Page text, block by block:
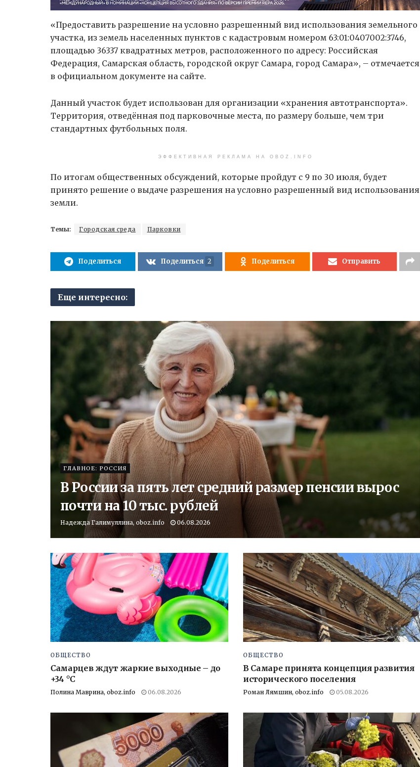
«Предоставить разрешение на условно разрешенный вид использования земельного
участка, из земель населенных пунктов с кадастровым номером 63:01:0407002:3746,
площадью 36337 квадратных метров, расположенного по адресу: Российская
Федерация, Самарская область, городской округ Самара, город Самара», – отмечается
в официальном документе на сайте.
Данный участок будет использован для организации «хранения автотранспорта».
Территория, отведённая под парковочные места, по размеру больше, чем три
стандартных футбольных поля.
ЭФФЕКТИВНАЯ РЕКЛАМА НА OBOZ.INFO
По итогам общественных обсуждений, которые пройдут с 9 по 30 июля, будет
принято решение о выдаче разрешения на условно разрешенный вид использования
земли.
Темы: Городская среда Парковки
Поделиться Поделиться 2 Поделиться Отправить
Еще интересно:
ГЛАВНОЕ: РОССИЯ
В России за пять лет средний размер пенсии вырос
почти на 10 тыс. рублей
Надежда Галимуллина, oboz.info 06.08.2026
ОБЩЕСТВО
Самарцев ждут жаркие выходные – до
+34 °C
Полина Маврина, oboz.info 06.08.2026
ОБЩЕСТВО
В Самаре принята концепция развития
исторического поселения
Роман Лямшин, oboz.info 05.08.2026